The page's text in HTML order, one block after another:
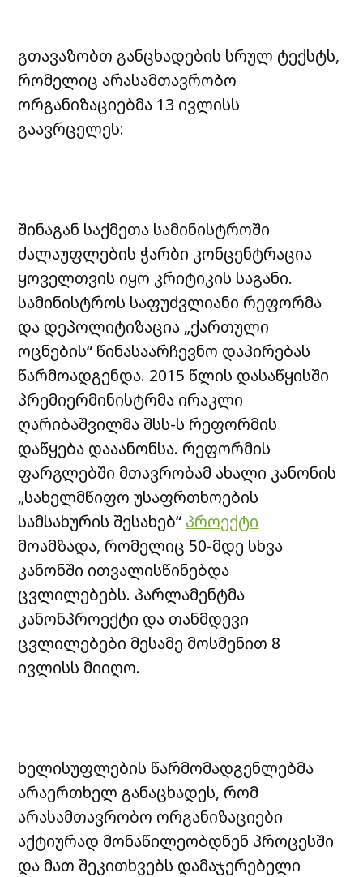
გთავაზობთ განცხადების სრულ ტექსტს,
რომელიც არასამთავრობო
ორგანიზაციებმა 13 ივლისს
გაავრცელეს:
შინაგან საქმეთა სამინისტროში
ძალაუფლების ჭარბი კონცენტრაცია
ყოველთვის იყო კრიტიკის საგანი.
სამინისტროს საფუძვლიანი რეფორმა
და დეპოლიტიზაცია „ქართული
ოცნების“ წინასაარჩევნო დაპირებას
წარმოადგენდა. 2015 წლის დასაწყისში
პრემიერმინისტრმა ირაკლი
ღარიბაშვილმა შსს-ს რეფორმის
დაწყება დააანონსა. რეფორმის
ფარგლებში მთავრობამ ახალი კანონის
„სახელმწიფო უსაფრთხოების
სამსახურის შესახებ“ პროექტი
მოამზადა, რომელიც 50-მდე სხვა
კანონში ითვალისწინებდა
ცვლილებებს. პარლამენტმა
კანონპროექტი და თანმდევი
ცვლილებები მესამე მოსმენით 8
ივლისს მიიღო.
ხელისუფლების წარმომადგენლებმა
არაერთხელ განაცხადეს, რომ
არასამთავრობო ორგანიზაციები
აქტიურად მონაწილეობდნენ პროცესში
და მათ შეკითხვებს დამაჯერებელი